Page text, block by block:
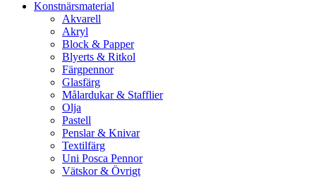
Konstnärsmaterial
Akvarell
Akryl
Block & Papper
Blyerts & Ritkol
Färgpennor
Glasfärg
Målardukar & Stafflier
Olja
Pastell
Penslar & Knivar
Textilfärg
Uni Posca Pennor
Vätskor & Övrigt